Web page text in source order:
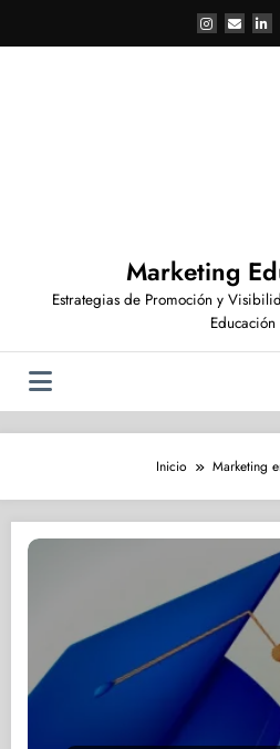
contenido
Marketing
Estrategias de Promoción y
Educación
Inicio Marketing